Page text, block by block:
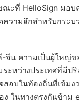
ะที่ HelloSign มอบ
ความลึกสำหรับกระ
-จีน ความเป็นผู้ใหญ่ข
ระหว่างประเทศที่มีป
สอบในท้องถิ่นที่เข้ม
ง ในทางตรงกันข้าม